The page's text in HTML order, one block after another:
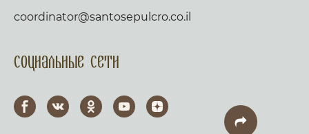
coordinator@santosepulcro.co.il
Социальные сети